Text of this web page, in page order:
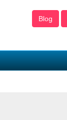
Blog